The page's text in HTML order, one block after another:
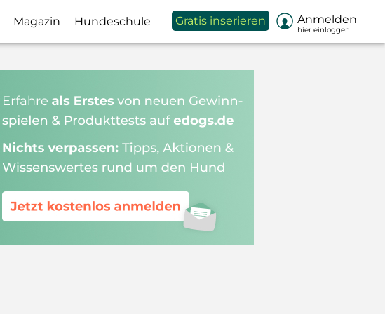
Magazin Hundeschule Gratis inserieren  Anmelden
hier einloggen